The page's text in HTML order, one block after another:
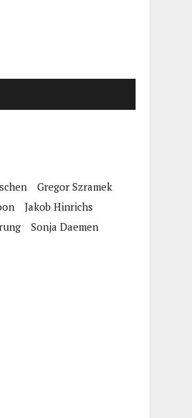
Gregor Szramek
Jakob Hinrichs
Sonja Daemen